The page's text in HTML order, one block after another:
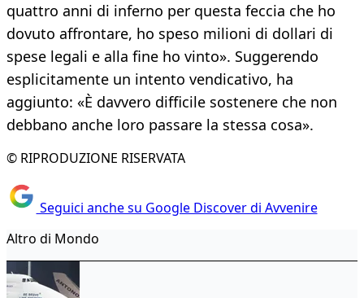
quattro anni di inferno per questa feccia che ho
dovuto affrontare, ho speso milioni di dollari di
spese legali e alla fine ho vinto». Suggerendo
esplicitamente un intento vendicativo, ha
aggiunto: «È davvero difficile sostenere che non
debbano anche loro passare la stessa cosa».
© RIPRODUZIONE RISERVATA
Seguici anche su Google Discover di Avvenire
Altro di Mondo